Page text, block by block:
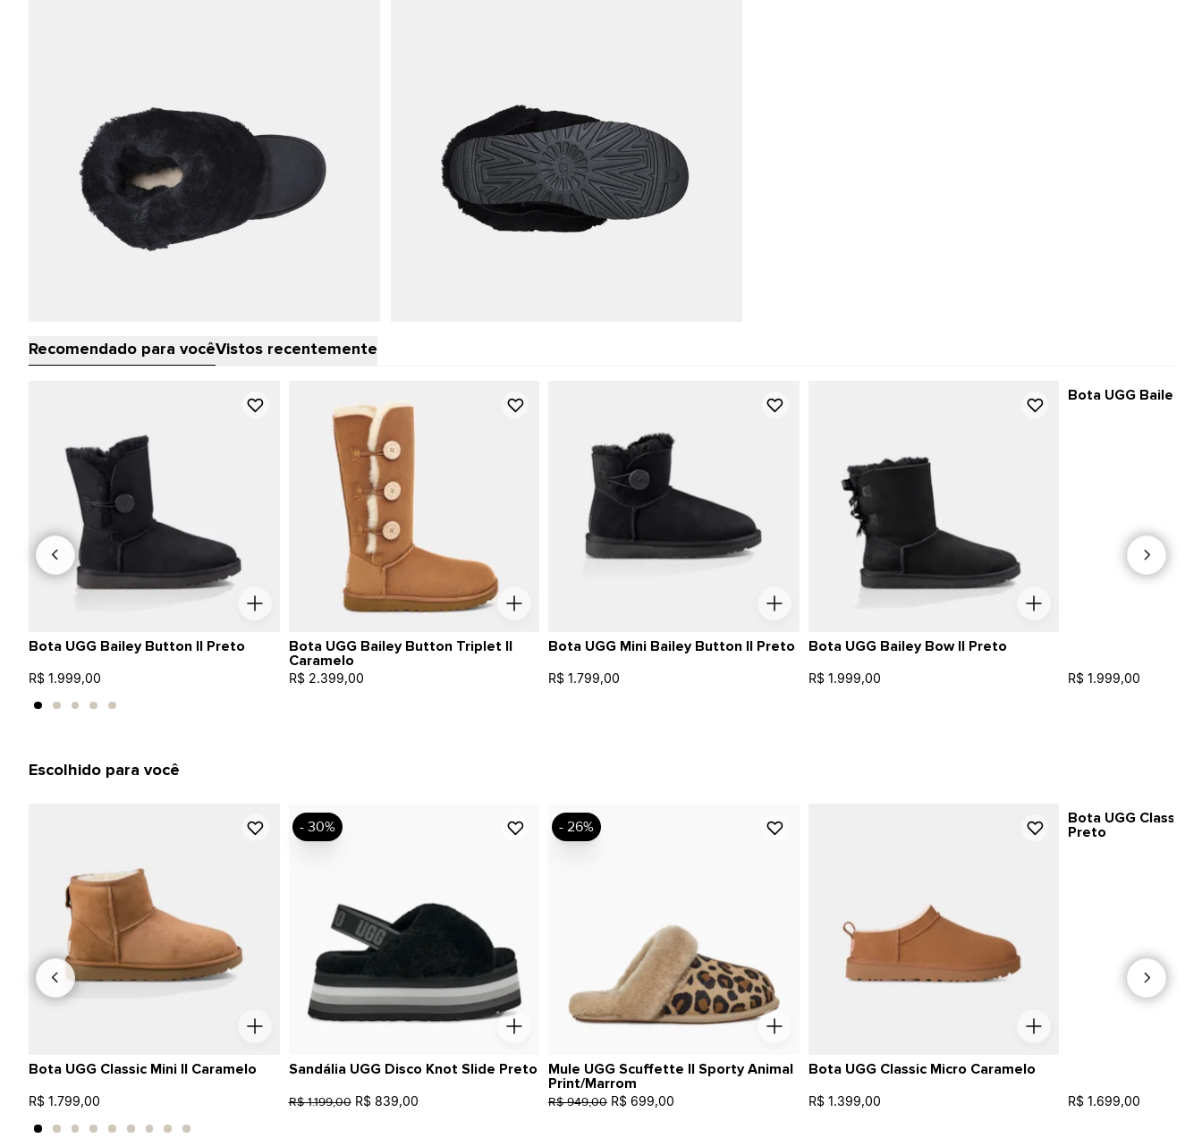
Recomendado para vocêVistos recentemente
Bota UGG Bailey Button II Preto
R$ 1.999,00
Bota UGG Bailey Button Triplet II
Caramelo
R$ 2.399,00
Bota UGG Mini Bailey Button II Preto
R$ 1.799,00
Bota UGG Bailey Bow II Preto
R$ 1.999,00
Bota UGG Bailey
R$ 1.999,00
Escolhido para você
Bota UGG Classic Mini II Caramelo
R$ 1.799,00
Sandália UGG Disco Knot Slide Preto
R$ 1.199,00 R$ 839,00
- 30%
Mule UGG Scuffette II Sporty Animal
Print/Marrom
R$ 949,00 R$ 699,00
- 26%
Bota UGG Classic Micro Caramelo
R$ 1.399,00
Bota UGG Classic
Preto
R$ 1.699,00